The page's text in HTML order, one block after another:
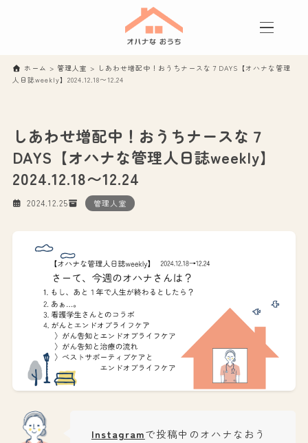
ホーム > 管理人室 > しあわせ増配中！おうちナースな７DAYS【オハナな管理
人日誌weekly】2024.12.18〜12.24
しあわせ増配中！おうちナースな７
DAYS【オハナな管理人日誌weekly】
2024.12.18〜12.24
2024.12.25 管理人室
Instagramで投稿中のオハナなおう